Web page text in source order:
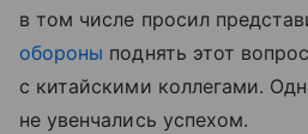
в том числе просил
обороны поднять этот
с китайскими коллегами.
не увенчались успехом.